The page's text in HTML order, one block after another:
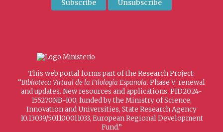
This web portal forms part of the Research Project:
“Biblioteca Virtual de la Filología Española. Phase V: renewal
and updates. New resources and applications. PID2024-
155270NB-I00, funded by the Ministry of Science,
Innovation and Universities, State Research Agency
10.13039/501100011033, European Regional Development
Fund.”